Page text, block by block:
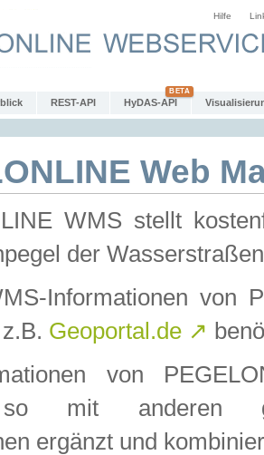
Hilfe
REST-API HyDAS-API
Web
WMS stellt
der
Informationen von
Geoportal.de ↗
von
mit anderen
ergänzt und